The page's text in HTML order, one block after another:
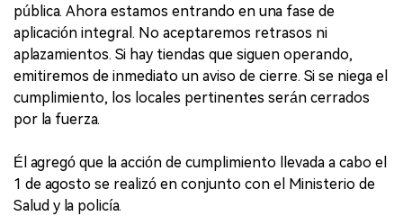
pública. Ahora estamos entrando en una fase de
aplicación integral. No aceptaremos retrasos ni
aplazamientos. Si hay tiendas que siguen operando,
emitiremos de inmediato un aviso de cierre. Si se niega el
cumplimiento, los locales pertinentes serán cerrados
por la fuerza.
Él agregó que la acción de cumplimiento llevada a cabo el
1 de agosto se realizó en conjunto con el Ministerio de
Salud y la policía.